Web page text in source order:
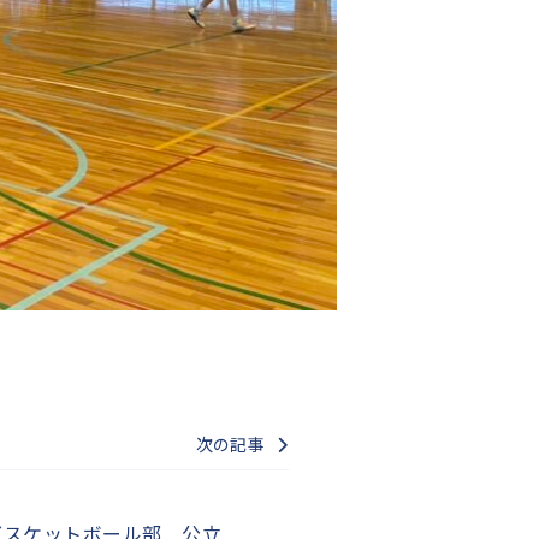
次の記事
スケットボール部 公立